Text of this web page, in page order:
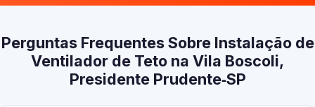
Perguntas Frequentes Sobre Instalação de
Ventilador de Teto na Vila Boscoli,
Presidente Prudente‑SP